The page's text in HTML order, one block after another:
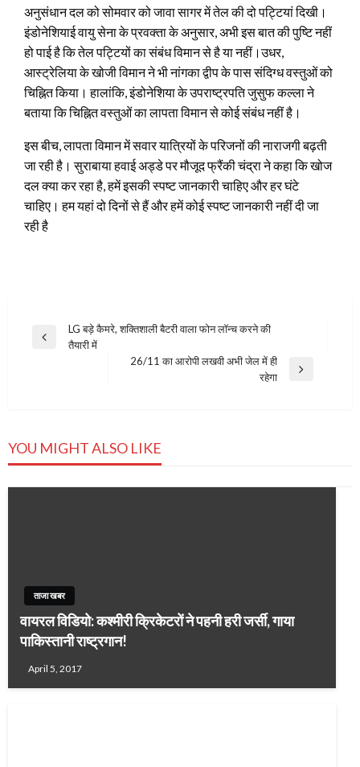
अनुसंधान दल को सोमवार को जावा सागर में तेल की दो पट्टियां दिखी।
इंडोनेशियाई वायु सेना के प्रवक्ता के अनुसार, अभी इस बात की पुष्टि नहीं
हो पाई है कि तेल पट्टियों का संबंध विमान से है या नहीं।उधर,
आस्ट्रेलिया के खोजी विमान ने भी नांगका द्वीप के पास संदिग्ध वस्तुओं को
चिह्नित किया। हालांकि, इंडोनेशिया के उपराष्ट्रपति जुसुफ कल्ला ने
बताया कि चिह्नित वस्तुओं का लापता विमान से कोई संबंध नहीं है।
इस बीच, लापता विमान में सवार यात्रियों के परिजनों की नाराजगी बढ़ती
जा रही है। सुराबाया हवाई अड्डे पर मौजूद फ्रैंकी चंद्रा ने कहा कि खोज
दल क्या कर रहा है, हमें इसकी स्पष्ट जानकारी चाहिए और हर घंटे
चाहिए। हम यहां दो दिनों से हैं और हमें कोई स्पष्ट जानकारी नहीं दी जा
रही है
Post
navigation
Previous
LG बड़े कैमरे, शक्तिशाली बैटरी वाला फोन लॉन्च करने की
तैयारी में
26/11 का आरोपी लखवी अभी जेल में ही
रहेगा
YOU MIGHT ALSO LIKE
ताजा खबर
वायरल विडियो: कश्मीरी क्रिकेटरों ने पहनी हरी जर्सी, गाया
पाकिस्तानी राष्ट्रगान!
April 5, 2017